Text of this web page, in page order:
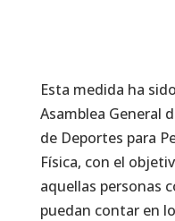
Esta medida ha
Asamblea General
de Deportes para
Física, con el
aquellas personas
puedan contar en